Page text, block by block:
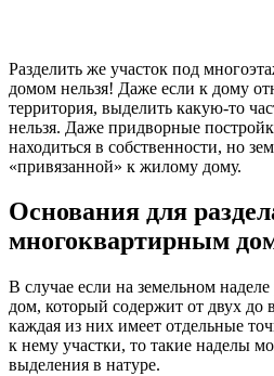
Разделить же участок под
домом нельзя! Даже если к дому
территория, выделить какую-то
нельзя. Даже придворные
находиться в собственности, но
«привязанной» к жилому дому.
Основания для
многоквартирным
В случае если на земельном
дом, который содержит от двух до
каждая из них имеет отдельные
к нему участки, то такие наделы
выделения в натуре.